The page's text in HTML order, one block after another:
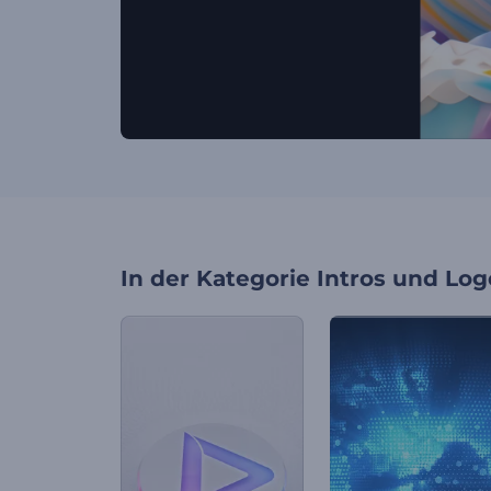
In der Kategorie Intros und